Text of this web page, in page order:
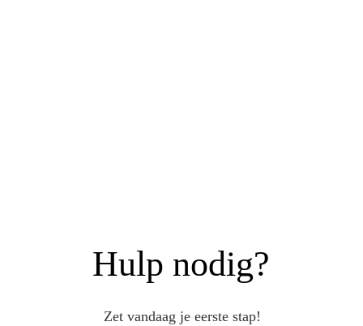
Hulp nodig?
Zet vandaag je eerste stap!